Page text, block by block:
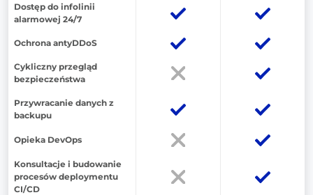
Dostęp do infolinii
alarmowej 24/7
Ochrona antyDDoS
Cykliczny przegląd
bezpieczeństwa
Przywracanie danych z
backupu
Opieka DevOps
Konsultacje i budowanie
procesów deploymentu
CI/CD